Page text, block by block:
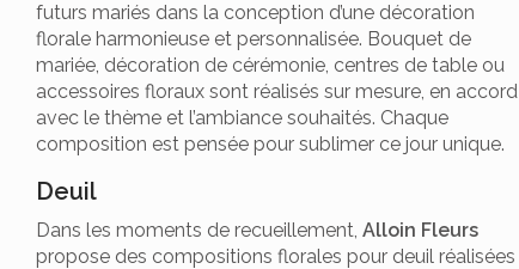
futurs mariés dans la conception d’une décoration
florale harmonieuse et personnalisée. Bouquet de
mariée, décoration de cérémonie, centres de table ou
accessoires floraux sont réalisés sur mesure, en accord
avec le thème et l’ambiance souhaités. Chaque
composition est pensée pour sublimer ce jour unique.
Deuil
Dans les moments de recueillement, Alloin Fleurs
propose des compositions florales pour deuil réalisées